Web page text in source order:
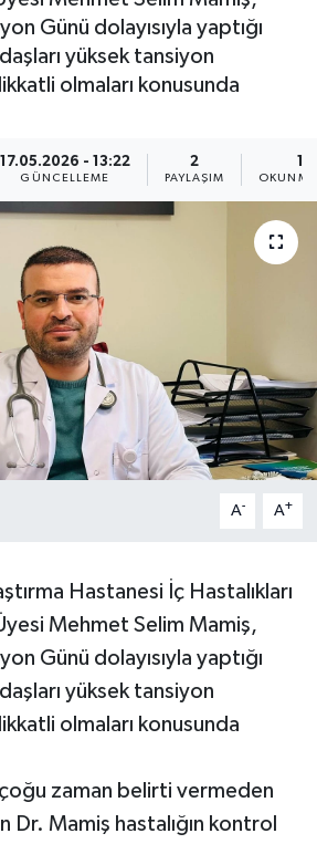
Günü dolayısıyla yaptığı
yüksek tansiyon
olmaları konusunda
17.05.2026 - 13:22
GÜNCELLEME
2
PAYLAŞIM
1
A- A+
Hastanesi İç Hastalıkları
Mehmet Selim Mamiş,
Günü dolayısıyla yaptığı
yüksek tansiyon
olmaları konusunda
zaman belirti vermeden
Mamiş hastalığın kontrol